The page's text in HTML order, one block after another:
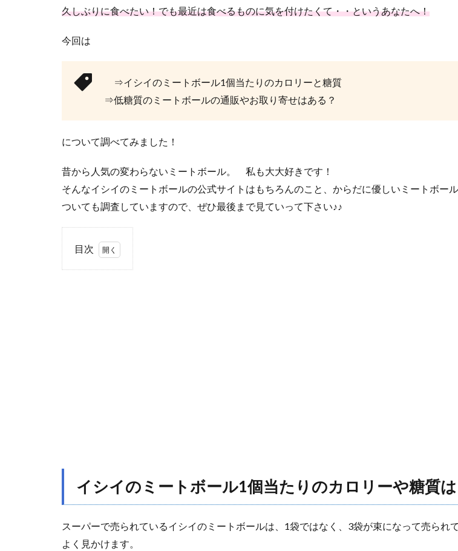
久しぶりに食べたい！でも最近は食べるものに気を付けたくて・・というあなたへ！
今回は
⇒イシイのミートボール1個当たりのカロリーと糖質
⇒低糖質のミートボールの通販やお取り寄せはある？
について調べてみました！
昔から人気の変わらないミートボール。 私も大大好きです！
そんなイシイのミートボールの公式サイトはもちろんのこと、からだに優しいミートボー
ついても調査していますので、ぜひ最後まで見ていって下さい♪♪
目次
イの
ミー
トボ
のカ
ロリ
イシイのミートボール1個当たりのカロリーや糖質は
スーパーで売られているイシイのミートボールは、1袋ではなく、3袋が束になって売られ
よく見かけます。